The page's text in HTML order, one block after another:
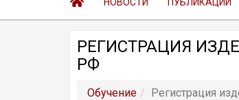
РЕГИСТРАЦИЯ
РФ
Обучение Регистрация